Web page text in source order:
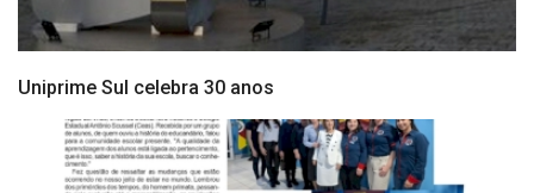
Uniprime Sul celebra 30 anos